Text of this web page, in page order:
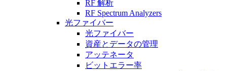
RF 解析
RF Spectrum Analyzers
光ファイバー
光ファイバー
資産とデータの管理
アッテネータ
ビットエラー率